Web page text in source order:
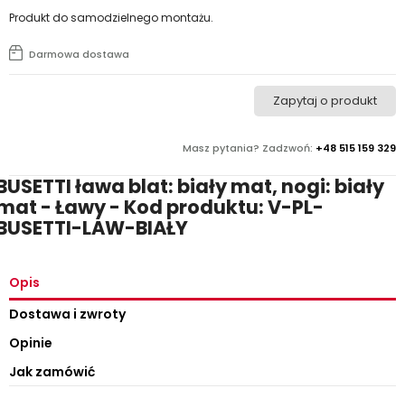
Masz pytania? Zadzwoń: +48 515 159 329
Zapytaj o produkt
Darmowa dostawa
Produkt do samodzielnego montażu.
ława blat: biały mat, nogi: biały
- Ławy - Kod produktu: V-PL-
LAW-BIAŁY
Opis
Dostawa i zwroty
Opinie
Jak zamówić